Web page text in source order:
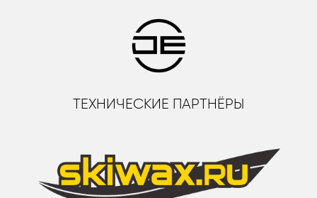
ТЕХНИЧЕСКИЕ ПАРТНЁРЫ